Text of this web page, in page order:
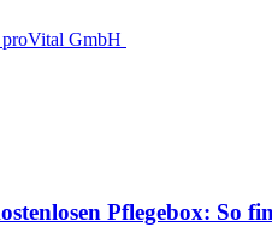
proVital GmbH
Pflegebox: So